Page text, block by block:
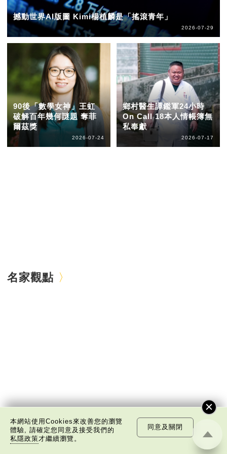
撼動世界AI版圖 Kimi楊植麟是「搖滾青年」
2026-07-29
90後「數學女神」王虹
破解百年幾何謎題 奪菲
爾茲獎
2026-07-24
鄉村醫生譚鑑軍24小時
On Call 18本人情帳簿無
私奉獻
2026-07-17
名家觀點
本網站使用Cookies來改善您的瀏覽
體驗, 請確定您同意及接受我們的
私隱政策才繼續瀏覽。
同意及關閉